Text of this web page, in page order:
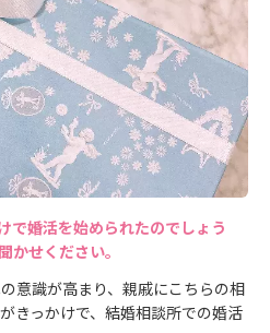
で婚活を始められたのでしょう
かせください。
意識が高まり、親戚にこちらの相
きっかけで、結婚相談所での婚活